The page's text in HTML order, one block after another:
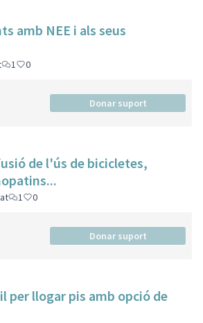
amb NEE i als seus
1 0
Donar suport
de l'ús de bicicletes,
1 0
Donar suport
per llogar pis amb opció de